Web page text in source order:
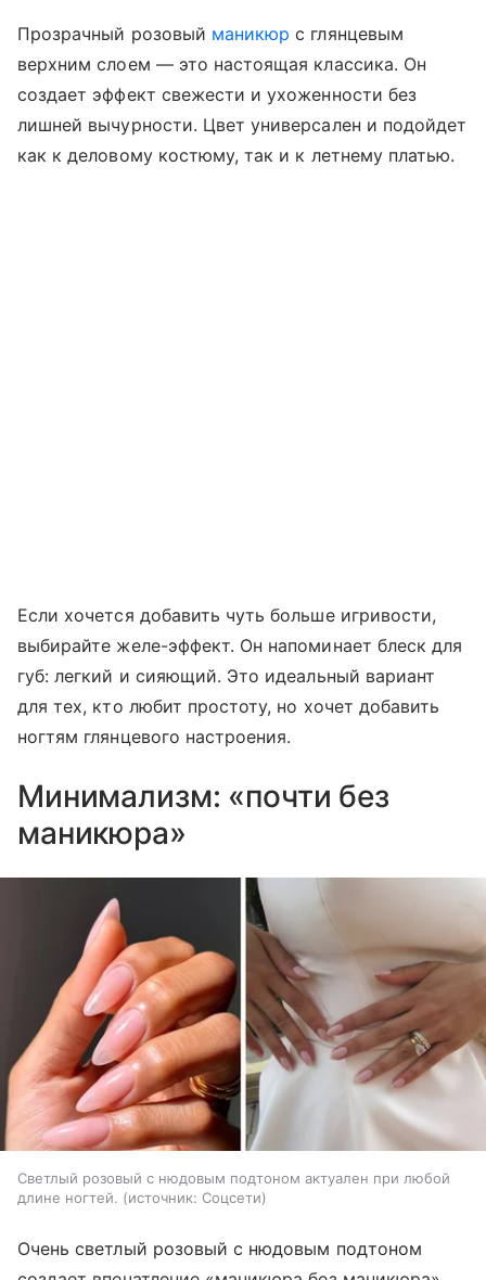
Прозрачный розовый маникюр с глянцевым
верхним слоем — это настоящая классика. Он
создает эффект свежести и ухоженности без
лишней вычурности. Цвет универсален и подойдет
как к деловому костюму, так и к летнему платью.
Если хочется добавить чуть больше игривости,
выбирайте желе-эффект. Он напоминает блеск для
губ: легкий и сияющий. Это идеальный вариант
для тех, кто любит простоту, но хочет добавить
ногтям глянцевого настроения.
Минимализм: «почти без
маникюра»
Светлый розовый с нюдовым подтоном актуален при любой
длине ногтей.
источник: Соцсети
Очень светлый розовый с нюдовым подтоном